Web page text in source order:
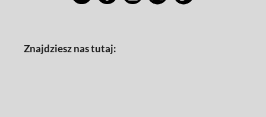
Znajdziesz nas tutaj: